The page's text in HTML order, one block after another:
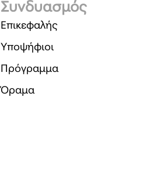
Συνδυασμός
Επικεφαλής
Υποψήφιοι
Πρόγραμμα
Όραμα